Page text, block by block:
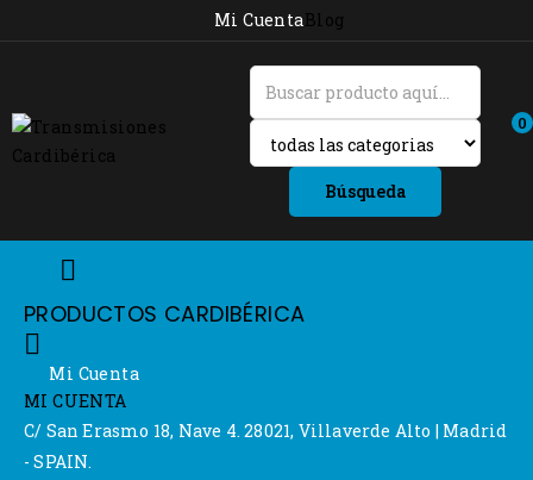
Mi CuentaBlog
Búsqueda
0

PRODUCTOS CARDIBÉRICA

Mi Cuenta
MI CUENTA
C/ San Erasmo 18, Nave 4. 28021, Villaverde Alto | Madrid
- SPAIN.